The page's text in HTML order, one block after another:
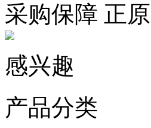
采购保障 正
感兴趣
产品分类